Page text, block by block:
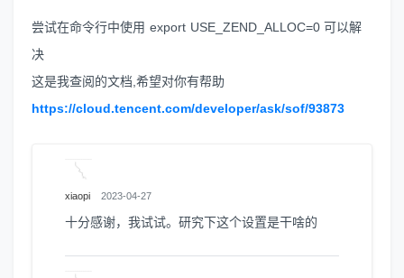
尝试在命令行中使用 export USE_ZEND_ALLOC=0 可以解
决
这是我查阅的文档,希望对你有帮助
https://cloud.tencent.com/developer/ask/sof/93873
xiaopi 2023-04-27
十分感谢，我试试。研究下这个设置是干啥的